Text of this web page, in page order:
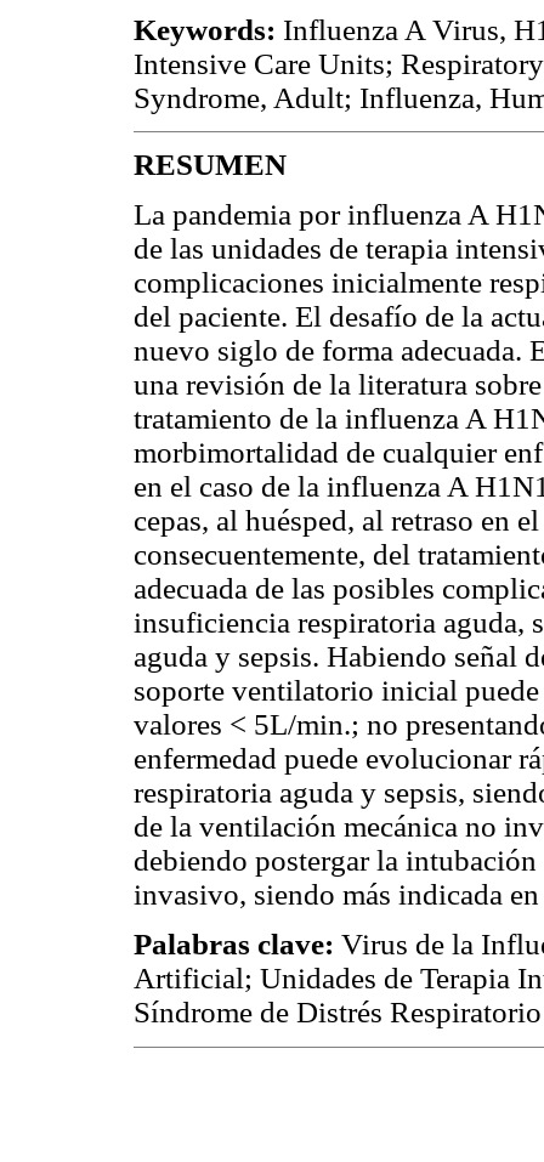
Keywords: Influenza A Virus,
Intensive Care Units;
Syndrome, Adult; Influenza,
RESUMEN
La pandemia por influenza A
de las unidades de terapia
complicaciones inicialmente
del paciente. El desafío de la
nuevo siglo de forma adecuada.
una revisión de la literatura
tratamiento de la influenza A
morbimortalidad de cualquier
en el caso de la influenza A
cepas, al huésped, al retraso en
consecuentemente, del
adecuada de las posibles
insuficiencia respiratoria aguda,
aguda y sepsis. Habiendo señal
soporte ventilatorio inicial
valores < 5L/min.; no
enfermedad puede evolucionar
respiratoria aguda y sepsis,
de la ventilación mecánica no
debiendo postergar la
invasivo, siendo más indicada
Palabras clave: Virus de la
Artificial; Unidades de Terapia
Síndrome de Distrés